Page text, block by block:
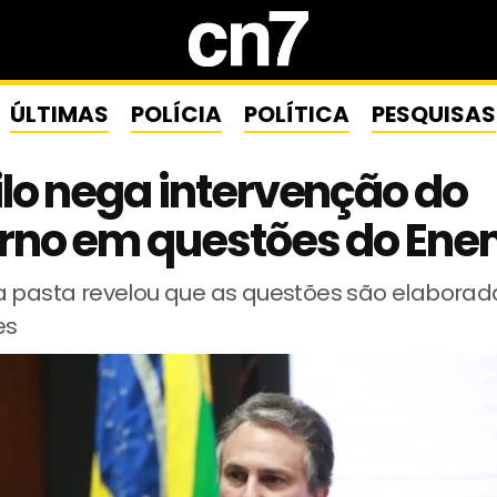
ÚLTIMAS POLÍCIA POLÍTICA PESQUISAS
nega intervenção do
em questões do
pasta revelou que as questões são